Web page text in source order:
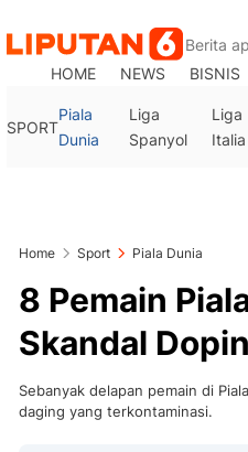
HOME
NEWS BISNIS
SPORT
Piala
Dunia
Liga
Spanyol
Liga
Italia
Home Sport Piala Dunia
8 Pemain
Skandal
Sebanyak delapan pemain di
daging yang terkontaminasi.